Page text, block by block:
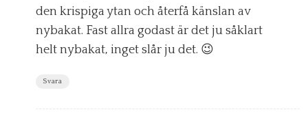
den krispiga ytan och återfå känslan av
nybakat. Fast allra godast är det ju såklart
helt nybakat, inget slår ju det. 😉
Svara